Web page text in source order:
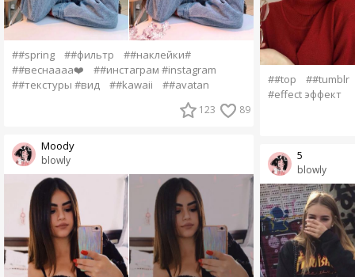
##spring ##фильтр
##наклейки#
##веснаааа❤️
##инстаграм #instagram
##текстуры #вид
##kawaii ##avatan
123 89
blowly
Moody
##top
##tumblr
#effect эффект
blowly
5